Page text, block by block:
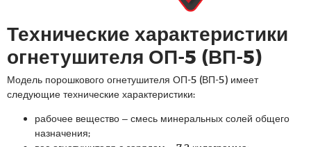
Технические характеристики
огнетушителя ОП-5 (ВП-5)
Модель порошкового огнетушителя ОП-5 (ВП-5) имеет
следующие технические характеристики:
рабочее вещество – смесь минеральных солей общего
назначения;